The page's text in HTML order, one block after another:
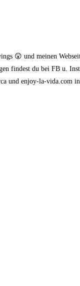
😲 und meinen
findest du bei FB u.
und enjoy-la-vida.com